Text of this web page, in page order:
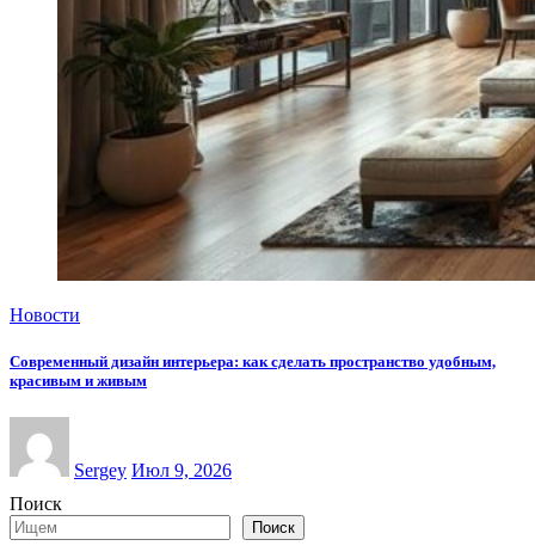
Новости
Современный дизайн интерьера: как сделать пространство удобным,
красивым и живым
Sergey Июл 9, 2026
Поиск
Поиск